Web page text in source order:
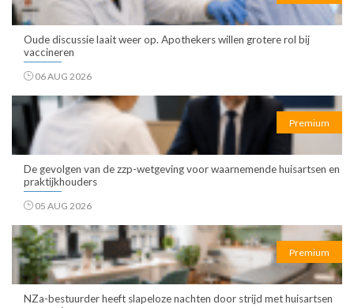
Oude discussie laait weer op. Apothekers willen grotere rol bij
vaccineren
06 AUG 2026
Premium
De gevolgen van de zzp-wetgeving voor waarnemende huisartsen en
praktijkhouders
05 AUG 2026
Premium
NZa-bestuurder heeft slapeloze nachten door strijd met huisartsen